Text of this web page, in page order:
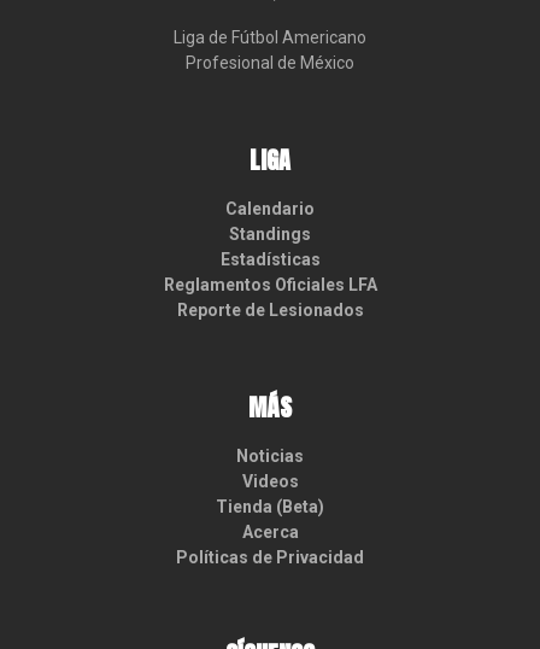
Liga de Fútbol Americano
Profesional de México
LIGA
Calendario
Standings
Estadísticas
Reglamentos Oficiales LFA
Reporte de Lesionados
MÁS
Noticias
Videos
Tienda (Beta)
Acerca
Políticas de Privacidad